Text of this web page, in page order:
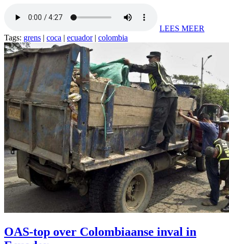
LEES MEER
Tags: grens | coca | ecuador| colombia
OAS-top over Colombiaanse inval in